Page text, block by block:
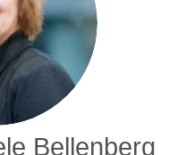
Bellenberg